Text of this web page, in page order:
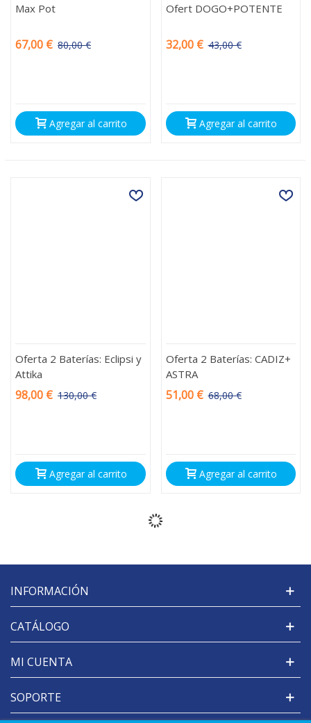
Max Pot
67,00 € 80,00 €
Agregar al carrito
Ofert DOGO+POTENTE
32,00 € 43,00 €
Agregar al carrito
Oferta 2 Baterías: Eclipsi y
Attika
98,00 € 130,00 €
Agregar al carrito
Oferta 2 Baterías: CADIZ+
ASTRA
51,00 € 68,00 €
Agregar al carrito
INFORMACIÓN
CATÁLOGO
MI CUENTA
SOPORTE